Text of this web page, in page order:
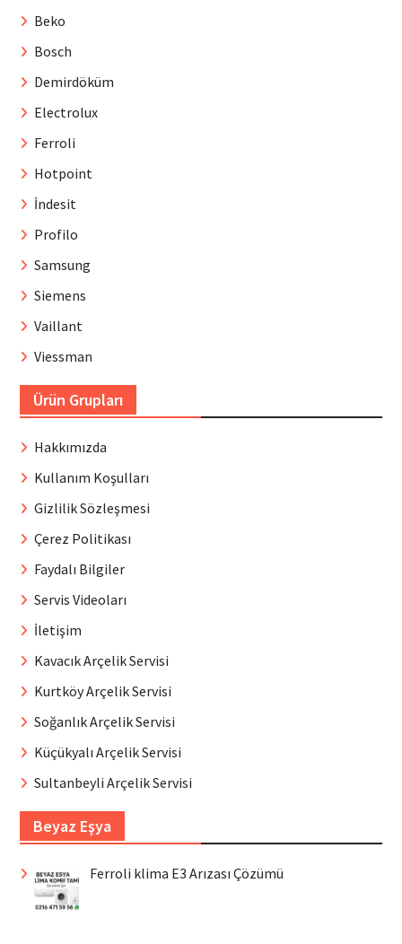
Beko
Bosch
Demirdöküm
Electrolux
Ferroli
Hotpoint
İndesit
Profilo
Samsung
Siemens
Vaillant
Viessman
Ürün Grupları
Hakkımızda
Kullanım Koşulları
Gizlilik Sözleşmesi
Çerez Politikası
Faydalı Bilgiler
Servis Videoları
İletişim
Kavacık Arçelik Servisi
Kurtköy Arçelik Servisi
Soğanlık Arçelik Servisi
Küçükyalı Arçelik Servisi
Sultanbeyli Arçelik Servisi
Beyaz Eşya
Ferroli klima E3 Arızası Çözümü